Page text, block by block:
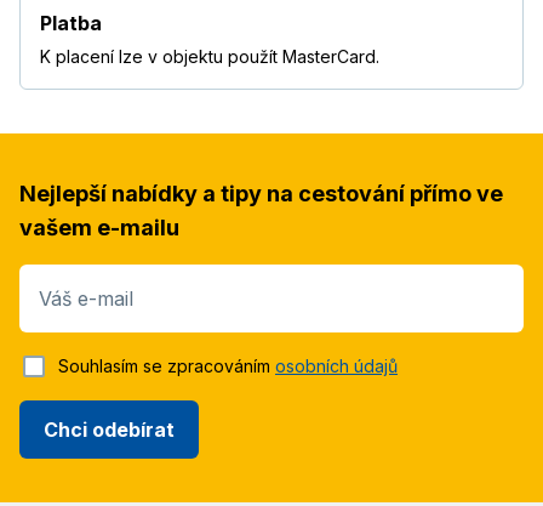
Platba
K placení lze v objektu použít MasterCard.
Nejlepší nabídky a tipy na cestování přímo ve
vašem e-mailu
Váš e-mail
Chci odebírat
Souhlasím se zpracováním osobních údajů